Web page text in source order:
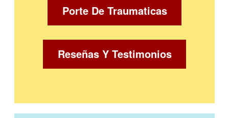
Porte De Traumaticas
Reseñas Y Testimonios